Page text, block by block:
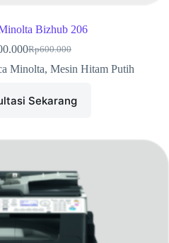
Bizhub 206
Rp600.000
Minolta, Mesin Hitam Putih
Sekarang